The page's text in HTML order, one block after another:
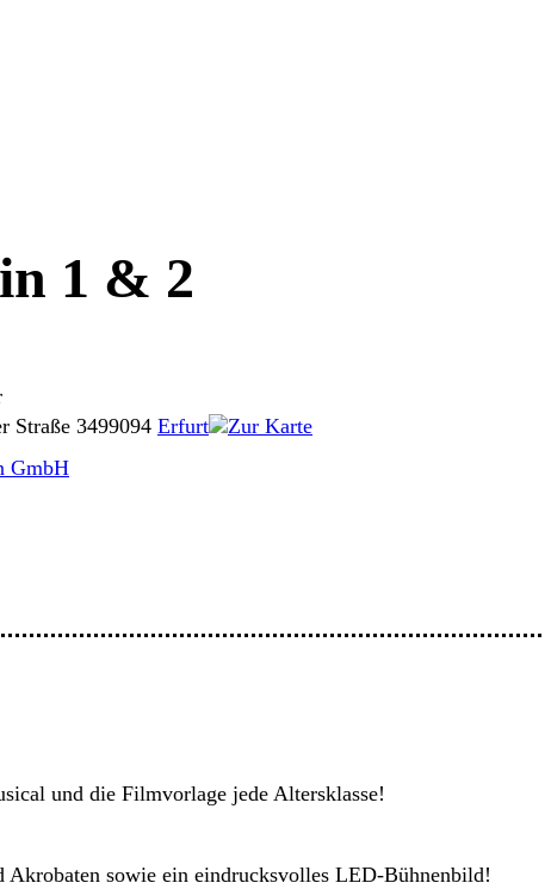
1 & 2
Straße 3499094 Erfurt
Zur Karte
GmbH
und die Filmvorlage jede Altersklasse!
Akrobaten sowie ein eindrucksvolles LED-Bühnenbild!